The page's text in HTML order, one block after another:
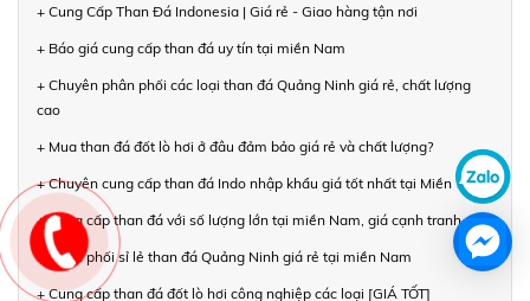
+ Cung Cấp Than Đá Indonesia | Giá rẻ - Giao hàng tận nơi
+ Báo giá cung cấp than đá uy tín tại miền Nam
+ Chuyên phân phối các loại than đá Quảng Ninh giá rẻ, chất lượng
cao
+ Mua than đá đốt lò hơi ở đâu đảm bảo giá rẻ và chất lượng?
+ Chuyên cung cấp than đá Indo nhập khẩu giá tốt nhất tại Miền Nam
+ Cung cấp than đá với số lượng lớn tại miền Nam, giá cạnh tranh
+ Phân phối sỉ lẻ than đá Quảng Ninh giá rẻ tại miền Nam
+ Cung cấp than đá đốt lò hơi công nghiệp các loại [GIÁ TỐT]